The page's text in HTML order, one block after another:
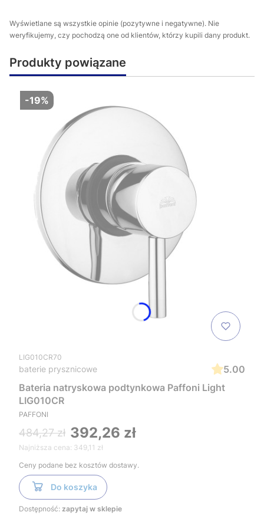
Wyświetlane są wszystkie opinie (pozytywne i negatywne). Nie
weryfikujemy, czy pochodzą one od klientów, którzy kupili dany produkt.
Produkty powiązane
-19%
LIG010CR70
baterie prysznicowe
5.00
Bateria natryskowa podtynkowa Paffoni Light
LIG010CR
PAFFONI
484,27 zł 392,26 zł
Najniższa cena: 349,11 zł
Ceny podane bez kosztów dostawy.
Do koszyka
Dostępność: zapytaj w sklepie